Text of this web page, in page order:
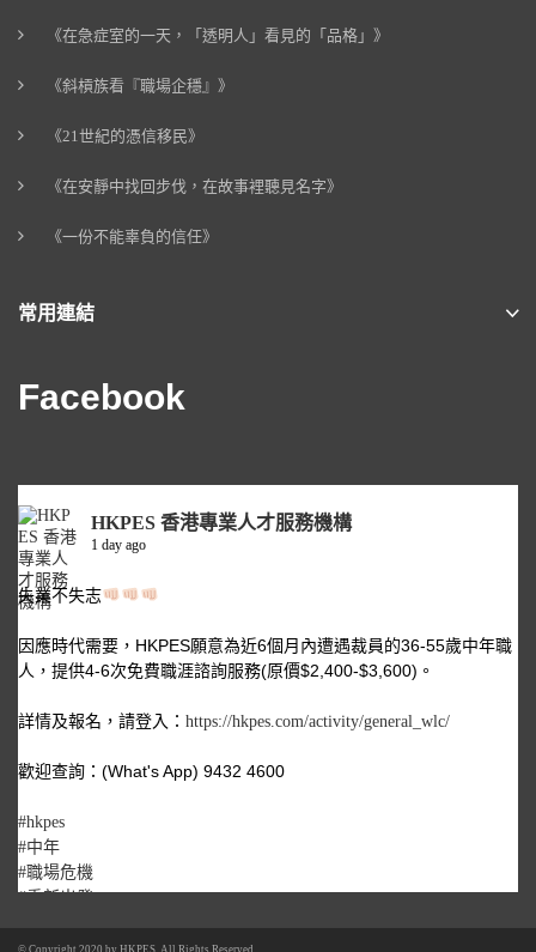
《在急症室的一天，「透明人」看見的「品格」》
《斜槓族看『職場企穩』》
《21世紀的憑信移民》
《在安靜中找回步伐，在故事裡聽見名字》
《一份不能辜負的信任》
常用連結
Facebook
HKPES 香港專業人才服務機構
1 day ago
失業不失志
因應時代需要，HKPES願意為近6個月內遭遇裁員的36-55歲中年職
人，提供4-6次免費職涯諮詢服務(原價$2,400-$3,600)。
詳情及報名，請登入： https://hkpes.com/activity/general_wlc/
歡迎查詢：(What's App) 9432 4600
#hkpes
#中年
#職場危機
#重新出發
© Copyright 2020 by HKPES . All Rights Reserved.